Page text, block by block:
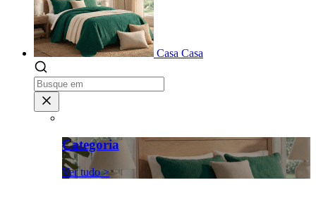
Casa Casa
Categoria
Ver tudo >